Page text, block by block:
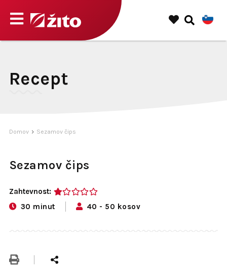
Recept
Domov Sezamov čips
Sezamov čips
Zahtevnost:
30 minut 40 - 50 kosov